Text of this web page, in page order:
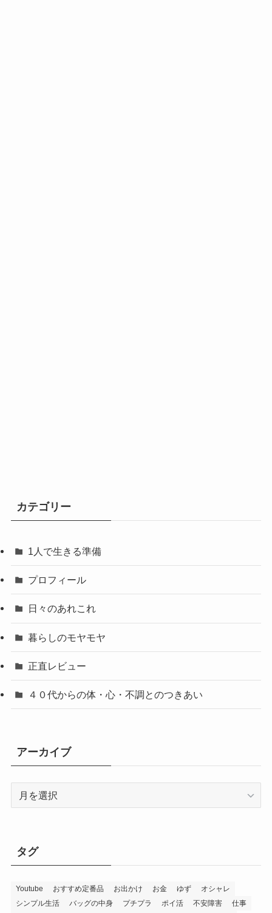
カテゴリー
1人で生きる準備
プロフィール
日々のあれこれ
暮らしのモヤモヤ
正直レビュー
４０代からの体・心・不調とのつきあい
アーカイブ
ブタグ
Youtube おすすめ定番品 お出かけ お金 ゆず
オシャレ
シンプル生活
バッグの中身 プチプラ ポイ活 不安障害 仕事